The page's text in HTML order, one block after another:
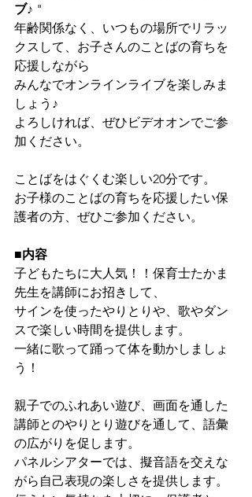
ブ♪ "
年齢関係なく、いつもの場所でリラッ
クスして、お子さんのことばの育ちを
応援しながら
みんなでオンラインライブを楽しみま
しょう♪
よろしければ、ぜひビデオオンでご参
加ください。
ことばをはぐくむ楽しい20分です。
お子様のことばの育ちを応援したい保
護者の方、ぜひご参加ください。
■内容
子どもたちに大人気！！保育士たかま
先生を講師にお招きして、
サインを使ったやりとりや、歌やダン
スで楽しい時間を提供します。
一緒に歌って踊って体を動かしましょ
う！
親子でのふれあい遊び、画面を通した
講師とのやりとり遊びを通して、語彙
の広がりを促します。
パネルシアターでは、擬音語を交えな
がら自己表現の楽しさを提供します。